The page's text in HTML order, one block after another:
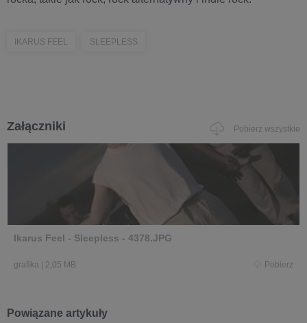
IKARUS FEEL SLEEPLESS
Załączniki Pobierz wszystkie
Ikarus Feel - Sleepless - 4378.JPG
grafika | 2,05 MB Pobierz
Powiązane artykuły